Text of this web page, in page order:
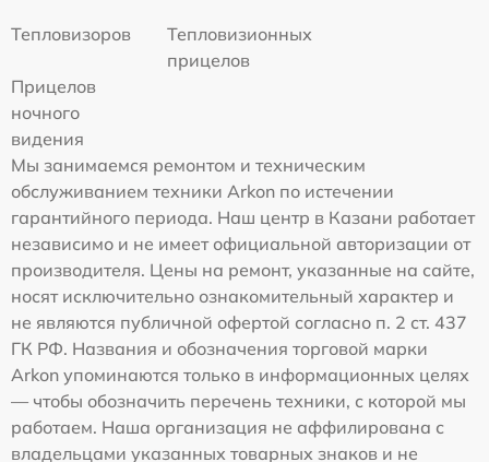
Тепловизоров
Тепловизионных
прицелов
Прицелов
ночного
видения
Мы занимаемся ремонтом и техническим
обслуживанием техники Arkon по истечении
гарантийного периода. Наш центр в Казани работает
независимо и не имеет официальной авторизации от
производителя. Цены на ремонт, указанные на сайте,
носят исключительно ознакомительный характер и
не являются публичной офертой согласно п. 2 ст. 437
ГК РФ. Названия и обозначения торговой марки
Arkon упоминаются только в информационных целях
— чтобы обозначить перечень техники, с которой мы
работаем. Наша организация не аффилирована с
владельцами указанных товарных знаков и не